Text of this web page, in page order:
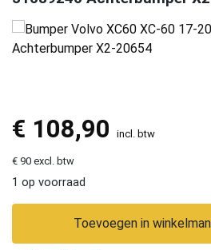
€ 108,90 incl. btw
€ 90 excl. btw
1 op voorraad
Toevoegen in